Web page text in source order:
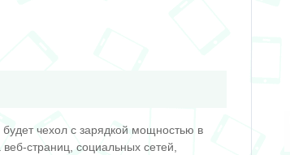
чехол с зарядкой мощностью в
страниц, социальных сетей,